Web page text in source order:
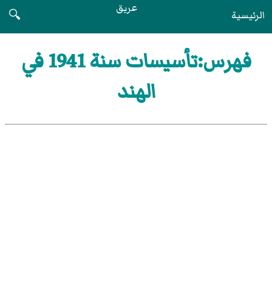
الرئيسية عريق
🔍
فهرس:تأسيسات سنة 1941 في
الهند